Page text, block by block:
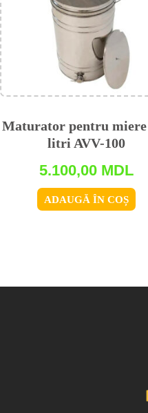
Maturator pentru miere
litri AVV-100
5.100,00 MDL
ADAUGĂ ÎN COȘ